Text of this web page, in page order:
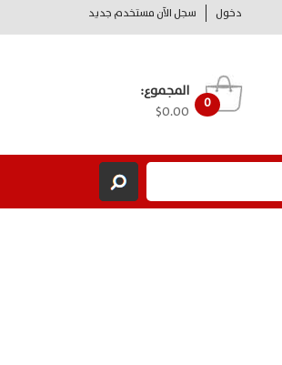
دخول سجل الآن مستخدم جديد
0
المجموع:
$0.00